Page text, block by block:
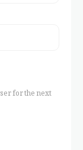
for the next